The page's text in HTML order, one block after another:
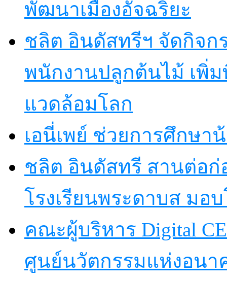
พัฒนาเมืองอัจฉริยะ
ชลิต อินดัสทรีฯ จัดกิจก
พนักงานปลูกต้นไม้ เพิ่ม
แวดล้อมโลก
เอนี่เพย์ ช่วยการศึกษา
ชลิต อินดัสทรี สานต่อก่
โรงเรียนพระดาบส มอ
คณะผู้บริหาร Digital
ศูนย์นวัตกรรมแห่งอนา